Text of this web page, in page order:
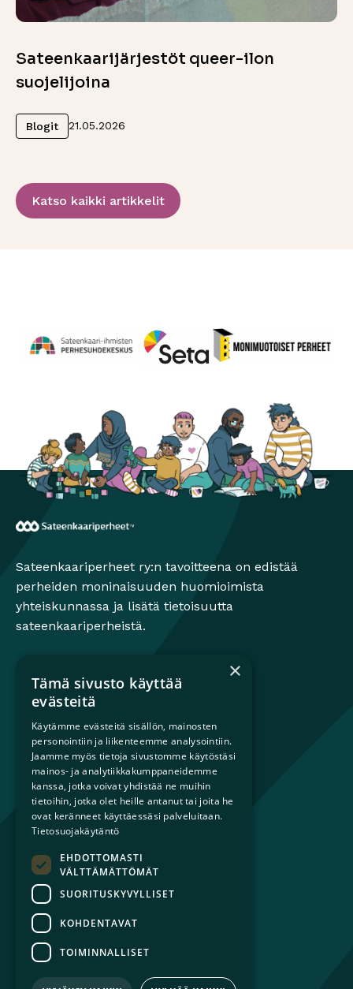
Sateenkaarijärjestöt queer-ilon
suojelijoina
Blogit 21.05.2026
Katso kaikki artikkelit
Sateenkaariperheet ry:n tavoitteena on edistää
perheiden moninaisuuden huomioimista
yhteiskunnassa ja lisätä tietoisuutta
sateenkaariperheistä.
Mikä on sateenkaariperhe?
Lapsiperheille
Ammattilaisille
Päättäjille
Ajankohtaista
Tilaa uutiskirje
Liity jäseneksi
Yhteystiedot
© 2026 Sateenkaariperheet ry
Tietosuojaseloste
×
Tämä sivusto käyttää
evästeitä
Käytämme evästeitä sisällön, mainosten
personointiin ja liikenteemme analysointiin.
Jaamme myös tietoja sivustomme käytöstäsi
mainos- ja analytiikkakumppaneidemme
kanssa, jotka voivat yhdistää ne muihin
tietoihin, jotka olet heille antanut tai joita he
ovat keränneet käyttäessäsi palveluitaan.
Tietosuojakäytäntö
EHDOTTOMASTI
VÄLTTÄMÄTTÖMÄT
SUORITUSKYVYLLISET
KOHDENTAVAT
TOIMINNALLISET